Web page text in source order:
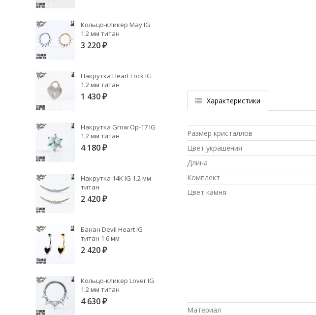
Характеристики
Размер кристаллов
Цвет украшения
Длина
Комплект
Цвет камня
Материал
Кольцо-кликер May IG
1.2 мм титан
3 220 ₽
Накрутка Heart Lock IG
1.2 мм титан
1 430 ₽
Накрутка Grow Op-17 IG
1.2 мм титан
4 180 ₽
Накрутка 14K IG 1.2 мм
титан
2 420 ₽
Банан Devil Heart IG
титан 1.6 мм
2 420 ₽
Кольцо-кликер Lover IG
1.2 мм титан
4 630 ₽